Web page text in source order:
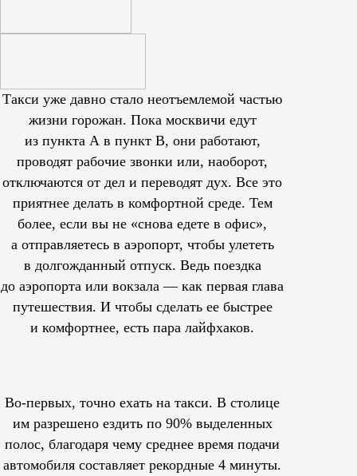
Такси уже давно стало неотъемлемой частью
жизни горожан. Пока москвичи едут
из пункта А в пункт В, они работают,
проводят рабочие звонки или, наоборот,
отключаются от дел и переводят дух. Все это
приятнее делать в комфортной среде. Тем
более, если вы не «снова едете в офис»,
а отправляетесь в аэропорт, чтобы улететь
в долгожданный отпуск. Ведь поездка
до аэропорта или вокзала — как первая глава
путешествия. И чтобы сделать ее быстрее
и комфортнее, есть пара лайфхаков.
Во-первых, точно ехать на такси. В столице
им разрешеноездить по 90% выделенных
полос, благодаря чему среднее время подачи
автомобиля составляет рекордные 4 минуты.